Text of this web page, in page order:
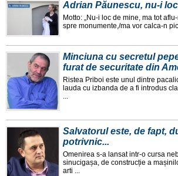
Adrian Păunescu, nu-i
Motto: „Nu-i loc de mine, ma tot
spre monumente,/ma vor calca-n
Minciuna cu secretul
furat de securitate din
Ristea Priboi este unul dintre
lauda cu izbanda de a fi introdus
...
Salvatorul este, de fapt,
potrivnic...
Omenirea s-a lansat intr-o cursa
sinucigașa, de construcție a
arti ...